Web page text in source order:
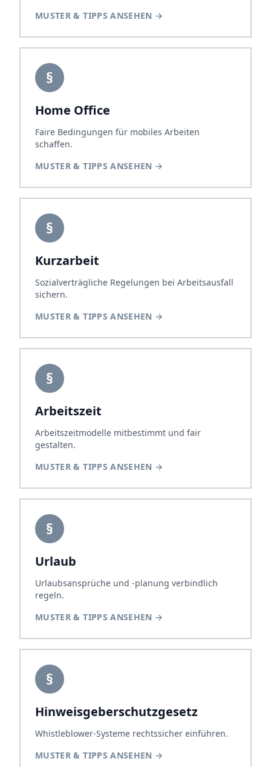
MUSTER & TIPPS ANSEHEN →
§
Home Office
Faire Bedingungen für mobiles Arbeiten
schaffen.
MUSTER & TIPPS ANSEHEN →
§
Kurzarbeit
Sozialverträgliche Regelungen bei Arbeitsausfall
sichern.
MUSTER & TIPPS ANSEHEN →
§
Arbeitszeit
Arbeitszeitmodelle mitbestimmt und fair
gestalten.
MUSTER & TIPPS ANSEHEN →
§
Urlaub
Urlaubsansprüche und -planung verbindlich
regeln.
MUSTER & TIPPS ANSEHEN →
§
Hinweisgeberschutzgesetz
Whistleblower-Systeme rechtssicher einführen.
MUSTER & TIPPS ANSEHEN →